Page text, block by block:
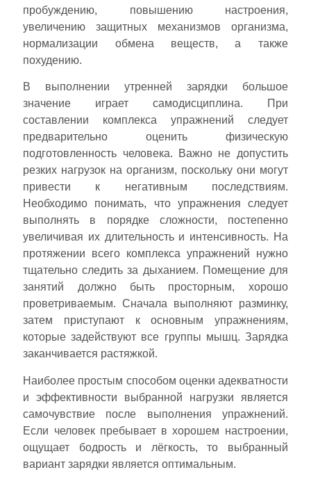
пробуждению, повышению настроения,
увеличению защитных механизмов организма,
нормализации обмена веществ, а также
похудению.
В выполнении утренней зарядки большое
значение играет самодисциплина. При
составлении комплекса упражнений следует
предварительно оценить физическую
подготовленность человека. Важно не допустить
резких нагрузок на организм, поскольку они могут
привести к негативным последствиям.
Необходимо понимать, что упражнения следует
выполнять в порядке сложности, постепенно
увеличивая их длительность и интенсивность. На
протяжении всего комплекса упражнений нужно
тщательно следить за дыханием. Помещение для
занятий должно быть просторным, хорошо
проветриваемым. Сначала выполняют разминку,
затем приступают к основным упражнениям,
которые задействуют все группы мышц. Зарядка
заканчивается растяжкой.
Наиболее простым способом оценки адекватности
и эффективности выбранной нагрузки является
самочувствие после выполнения упражнений.
Если человек пребывает в хорошем настроении,
ощущает бодрость и лёгкость, то выбранный
вариант зарядки является оптимальным.